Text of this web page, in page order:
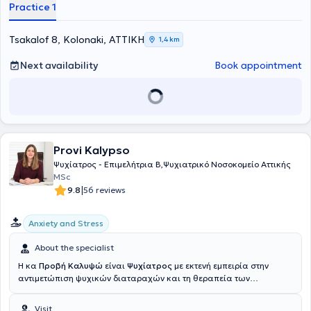
"Agioi Anargyroi" Hospital. Additionally, he actively participates in
psychiatric conferences. Finally, he attends and participates in
psychiatry and psychotherapy seminars and conferences as part of
lifelong learning and to enhance his scientific expertise.
Practice 1
Tsakalof 8, Kolonaki, ΑΤΤΙΚΗ 1,4 km
Next availability Book appointment
Provi Kalypso
Ψυχίατρος - Επιμελήτρια Β,Ψυχιατρικό Νοσοκομείο Αττικής
MSc
9.8|56 reviews
Anxiety and Stress
About the specialist
Η κα Προβή Kαλυψώ είναι Ψυχίατρος με εκτενή εμπειρία στην
αντιμετώπιση ψυχικών διαταραχών και τη θεραπεία των
προκλήσεις. Αποφοίτησε από την Ιατρική Σχολή Αθηνών το 2008
Visit